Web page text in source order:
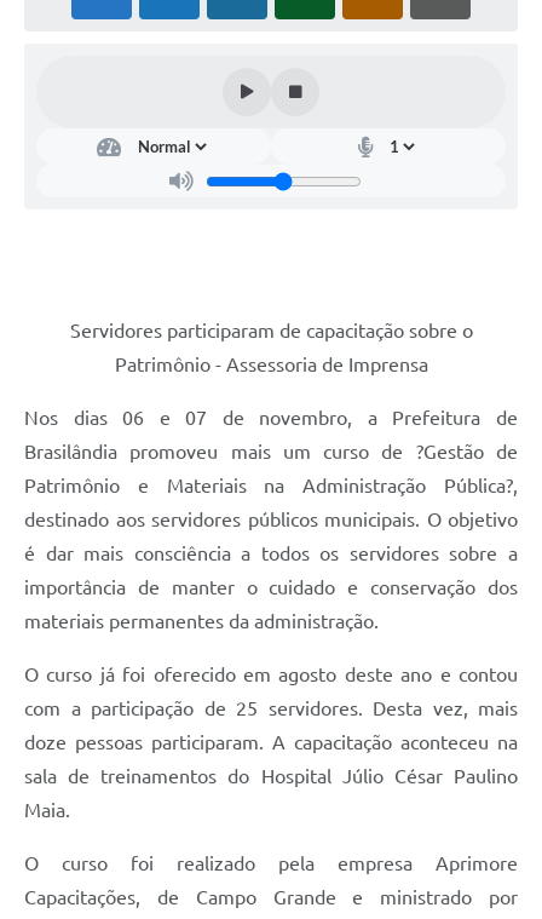
PNAB (Política Nacional Aldir Blanc)
Servidores participaram de capacitação sobre o
Patrimônio - Assessoria de Imprensa
Nos dias 06 e 07 de novembro, a Prefeitura de
Brasilândia promoveu mais um curso de ?Gestão de
Patrimônio e Materiais na Administração Pública?,
destinado aos servidores públicos municipais. O objetivo
é dar mais consciência a todos os servidores sobre a
importância de manter o cuidado e conservação dos
materiais permanentes da administração.
O curso já foi oferecido em agosto deste ano e contou
com a participação de 25 servidores. Desta vez, mais
doze pessoas participaram. A capacitação aconteceu na
sala de treinamentos do Hospital Júlio César Paulino
Maia.
O curso foi realizado pela empresa Aprimore
Capacitações, de Campo Grande e ministrado por